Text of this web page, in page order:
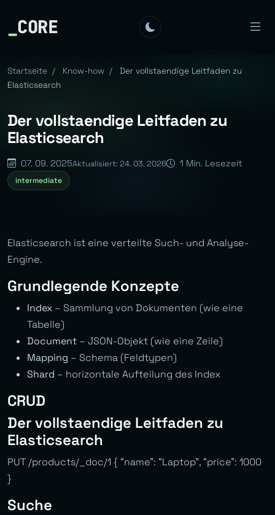
_CORE
Startseite / Know-how /
Der vollstaendige Leitfaden zu
Elasticsearch
Der vollstaendige Leitfaden zu
Elasticsearch
07. 09. 2025Aktualisiert: 24. 03. 2026 1 Min. Lesezeit
intermediate
Elasticsearch ist eine verteilte Such- und Analyse-
Engine.
Grundlegende Konzepte
Index – Sammlung von Dokumenten (wie eine
Tabelle)
Document – JSON-Objekt (wie eine Zeile)
Mapping – Schema (Feldtypen)
Shard – horizontale Aufteilung des Index
CRUD
Der vollstaendige Leitfaden zu
Elasticsearch
PUT /products/_doc/1 { “name”: “Laptop”, “price”: 1000
}
Suche